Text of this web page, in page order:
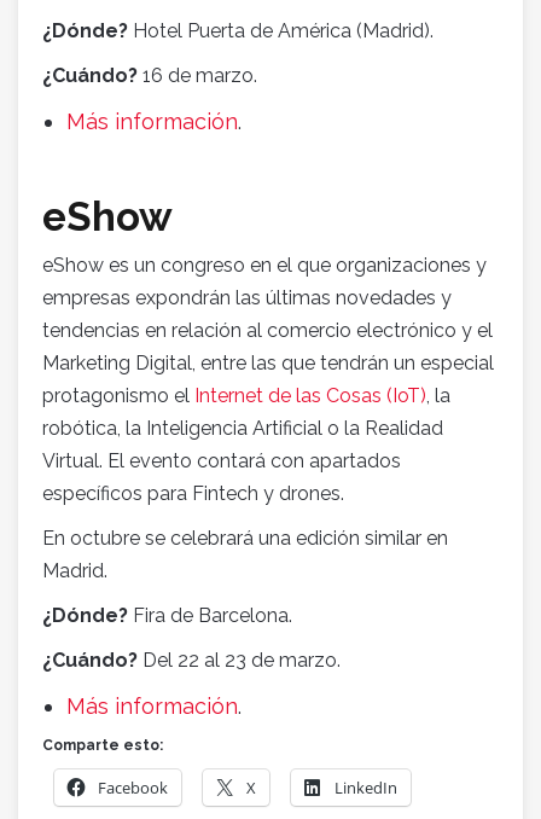
¿Dónde? Hotel Puerta de América (Madrid).
¿Cuándo? 16 de marzo.
Más información.
eShow
eShow es un congreso en el que organizaciones y
empresas expondrán las últimas novedades y
tendencias en relación al comercio electrónico y el
Marketing Digital, entre las que tendrán un especial
protagonismo el Internet de las Cosas (IoT) , la
robótica, la Inteligencia Artificial o la Realidad
Virtual. El evento contará con apartados
específicos para Fintech y drones.
En octubre se celebrará una edición similar en
Madrid.
¿Dónde? Fira de Barcelona.
¿Cuándo? Del 22 al 23 de marzo.
Más información.
Comparte esto:
Facebook X LinkedIn